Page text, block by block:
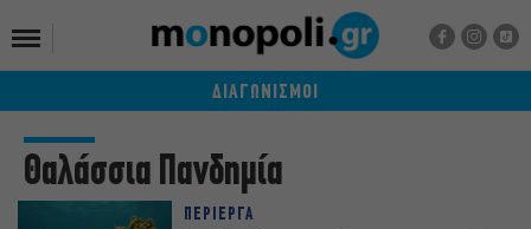
ΔΙΑΓΩΝΙΣΜΟΙ
Θαλάσσια Πανδημία
ΠΕΡΙΕΡΓΑ